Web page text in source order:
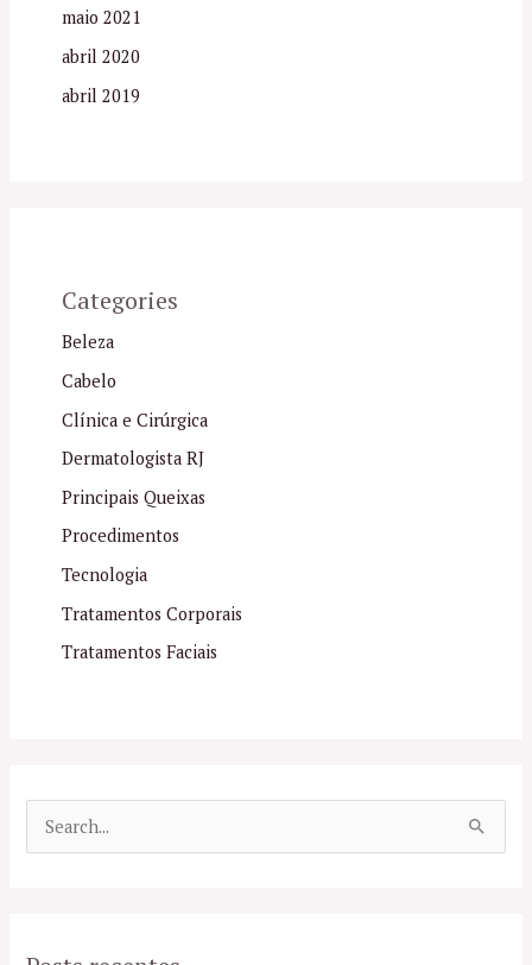
maio 2021
abril 2020
abril 2019
Categories
Beleza
Cabelo
Clínica e Cirúrgica
Dermatologista RJ
Principais Queixas
Procedimentos
Tecnologia
Tratamentos Corporais
Tratamentos Faciais